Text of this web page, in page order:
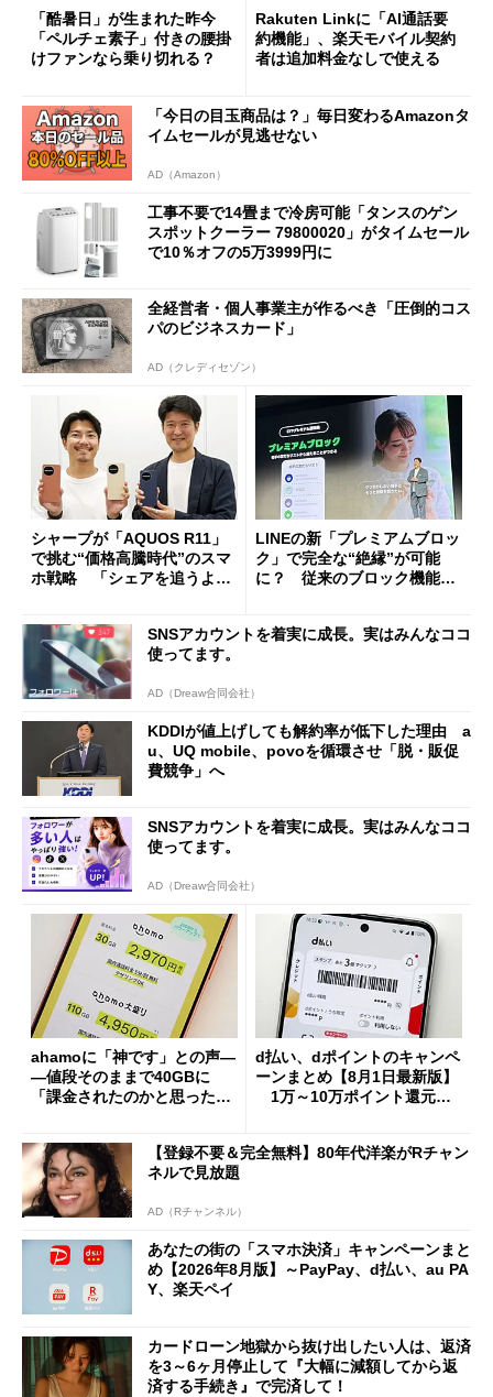
「酷暑日」が生まれた昨今
「ペルチェ素子」付きの腰掛
けファンなら乗り切れる？
Rakuten Linkに「AI通話要
約機能」、楽天モバイル契約
者は追加料金なしで使える
「今日の目玉商品は？」毎日変わるAmazonタ
イムセールが見逃せない
AD（Amazon）
工事不要で14畳まで冷房可能「タンスのゲン
スポットクーラー 79800020」がタイムセール
で10％オフの5万3999円に
全経営者・個人事業主が作るべき「圧倒的コス
パのビジネスカード」
AD（クレディセゾン）
シャープが「AQUOS R11」
で挑む“価格高騰時代”のスマ
ホ戦略 「シェアを追うより
LINEの新「プレミアムブロッ
ク」で完全な“絶縁”が可能
に？ 従来のブロック機能と
SNSアカウントを着実に成長。実はみんなココ
使ってます。
AD（Dreaw合同会社）
KDDIが値上げしても解約率が低下した理由 a
u、UQ mobile、povoを循環させ「脱・販促
費競争」へ
SNSアカウントを着実に成長。実はみんなココ
使ってます。
AD（Dreaw合同会社）
ahamoに「神です」との声―
―値段そのままで40GBに
「課金されたのかと思った」
d払い、dポイントのキャンペ
ーンまとめ【8月1日最新版】
1万～10万ポイント還元の
【登録不要＆完全無料】80年代洋楽がRチャン
ネルで見放題
AD（Rチャンネル）
あなたの街の「スマホ決済」キャンペーンまと
め【2026年8月版】～PayPay、d払い、au PA
Y、楽天ペイ
カードローン地獄から抜け出したい人は、返済
を3～6ヶ月停止して『大幅に減額してから返
済する手続き』で完済して！